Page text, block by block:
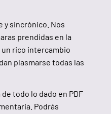
y sincrónico. Nos
prendidas en la
rico intercambio
plasmarse todas las
todo lo dado en PDF
Podrás